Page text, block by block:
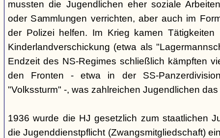
mussten die Jugendlichen eher soziale
oder Sammlungen verrichten, aber auch im
der Polizei helfen. Im Krieg kamen
Kinderlandverschickung (etwa als
Endzeit des NS-Regimes schließlich kämpften
den Fronten - etwa in der SS-
"Volkssturm" -, was zahlreichen Jugendlichen
1936 wurde die HJ gesetzlich zum staatlichen
die Jugenddienstpflicht (Zwangsmitgliedschaft)